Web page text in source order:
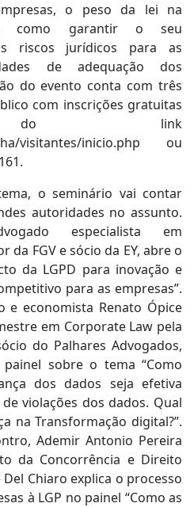
o peso da lei na
como garantir o seu
riscos jurídicos para as
de adequação dos
do evento conta com três
com inscrições gratuitas
do link
visitantes/inicio.php ou
o seminário vai contar
autoridades no assunto.
especialista em
da FGV e sócio da EY, abre o
da LGPD para inovação e
para as empresas”.
e economista Renato Ópice
em Corporate Law pela
do Palhares Advogados,
sobre o tema “Como
dos dados seja efetiva
violações dos dados. Qual
na Transformação digital?”.
Ademir Antonio Pereira
da Concorrência e Direito
Chiaro explica o processo
à LGP no painel “Como as